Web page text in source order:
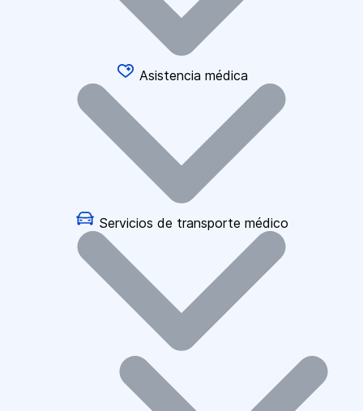
Asistencia médica
Servicios de transporte médico